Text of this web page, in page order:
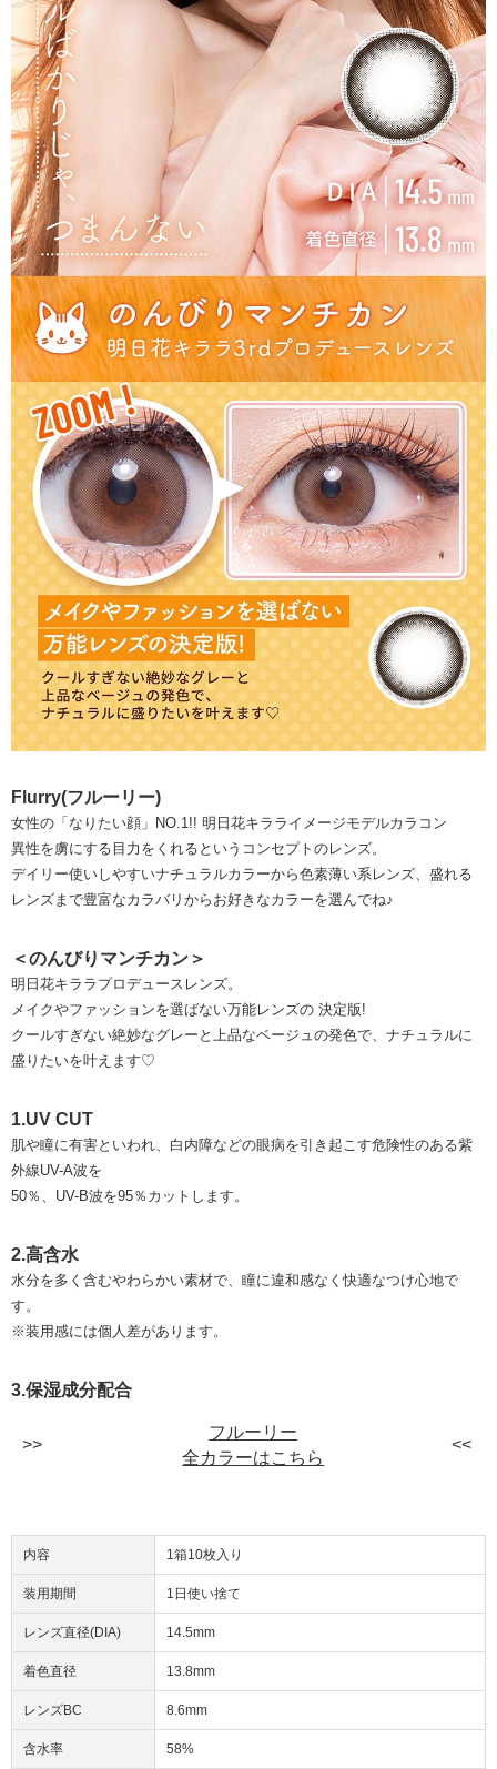
Flurry(フルーリー)
女性の「なりたい顔」NO.1!! 明日花キラライメージモデルカラコン
異性を虜にする目力をくれるというコンセプトのレンズ。
デイリー使いしやすいナチュラルカラーから色素薄い系レンズ、盛れる
レンズまで豊富なカラバリからお好きなカラーを選んでね♪
＜のんびりマンチカン＞
明日花キララプロデュースレンズ。
メイクやファッションを選ばない万能レンズの 決定版!
クールすぎない絶妙なグレーと上品なベージュの発色で、ナチュラルに
盛りたいを叶えます♡
1.UV CUT
肌や瞳に有害といわれ、白内障などの眼病を引き起こす危険性のある紫
外線UV-A波を
50％、UV-B波を95％カットします。
2.高含水
水分を多く含むやわらかい素材で、瞳に違和感なく快適なつけ心地で
す。
※装用感には個人差があります。
3.保湿成分配合
フルーリー
全カラーはこちら
内容 1箱10枚入り
装用期間 1日使い捨て
レンズ直径(DIA) 14.5mm
着色直径 13.8mm
レンズBC 8.6mm
含水率 58%